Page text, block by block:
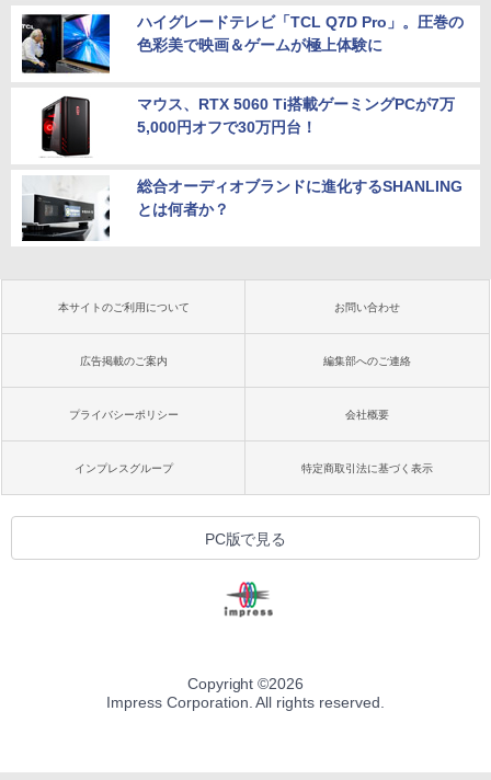
ハイグレードテレビ「TCL Q7D Pro」。圧巻の
色彩美で映画＆ゲームが極上体験に
マウス、RTX 5060 Ti搭載ゲーミングPCが7万
5,000円オフで30万円台！
総合オーディオブランドに進化するSHANLING
とは何者か？
本サイトのご利用について お問い合わせ
広告掲載のご案内 編集部へのご連絡
プライバシーポリシー 会社概要
インプレスグループ 特定商取引法に基づく表示
PC版で見る
Copyright ©2026
Impress Corporation. All rights reserved.